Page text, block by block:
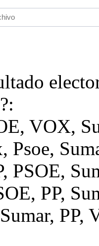
VOX,
Psoe,
PSOE,
PP,
PP,